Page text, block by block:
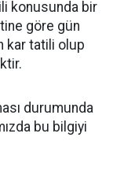
konusunda bir
göre gün
kar tatili olup
durumunda
bu bilgiyi